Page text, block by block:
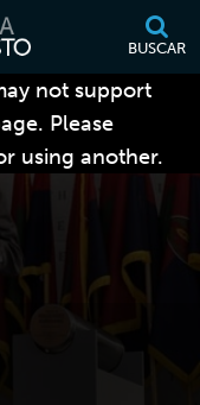
BUSCAR
not support
Please
using another.